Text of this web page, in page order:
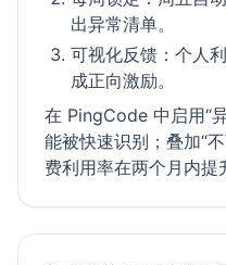
出异常清单。
可视化反馈：个人
成正向激励。
在 PingCode 中启用“
能被快速识别；叠加“
费利用率在两个月内提